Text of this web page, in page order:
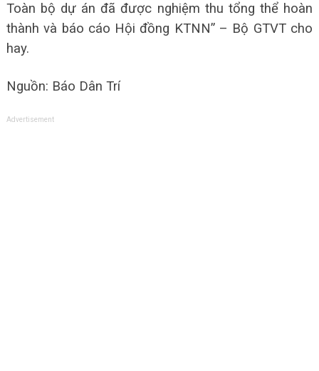
Toàn bộ dự án đã được nghiệm thu tổng thể hoàn
thành và báo cáo Hội đồng KTNN” – Bộ GTVT cho
hay.
Nguồn: Báo Dân Trí
Advertisement